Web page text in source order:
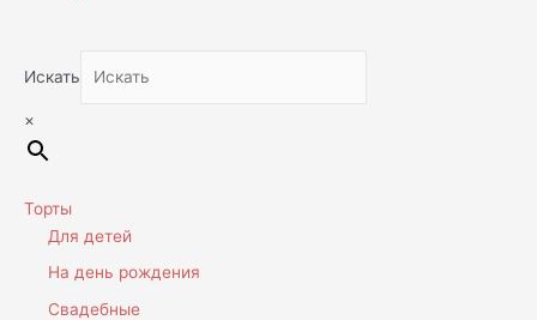
Искать
×
Торты
Для детей
На день рождения
Свадебные